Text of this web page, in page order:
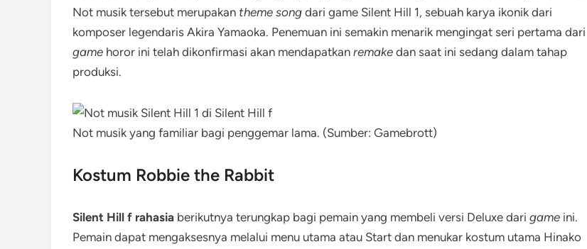
Not musik tersebut merupakan theme song dari game Silent Hill 1, sebuah karya ikonik dari
komposer legendaris Akira Yamaoka. Penemuan ini semakin menarik mengingat seri pertama dari
game horor ini telah dikonfirmasi akan mendapatkan remake dan saat ini sedang dalam tahap
produksi.
Not musik yang familiar bagi penggemar lama. (Sumber: Gamebrott)
Kostum Robbie the Rabbit
Silent Hill f rahasia berikutnya terungkap bagi pemain yang membeli versi Deluxe dari game ini.
Pemain dapat mengaksesnya melalui menu utama atau Start dan menukar kostum utama Hinako